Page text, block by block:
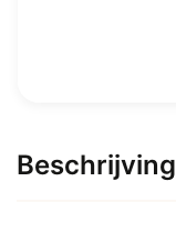
Beschrijving